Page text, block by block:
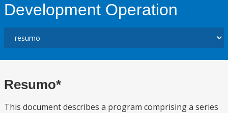
Development Operation
Resumo*
This document describes a program comprising a series